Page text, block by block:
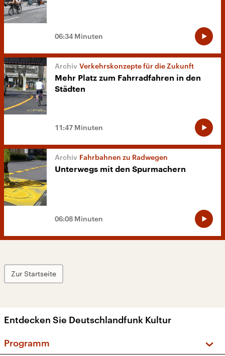
06:34 Minuten
Verkehrskonzepte für die Zukunft
Mehr Platz zum Fahrradfahren in den
Städten
11:47 Minuten
Fahrbahnen zu Radwegen
Unterwegs mit den Spurmachern
06:08 Minuten
Zur Startseite
Entdecken Sie Deutschlandfunk Kultur
Programm